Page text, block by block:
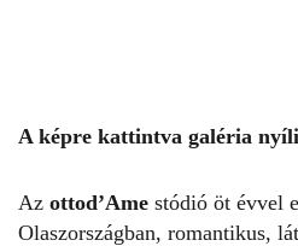
A képre kattintva galéria
Az ottod’Ame stódió öt évvel
Olaszországban, romantikus,